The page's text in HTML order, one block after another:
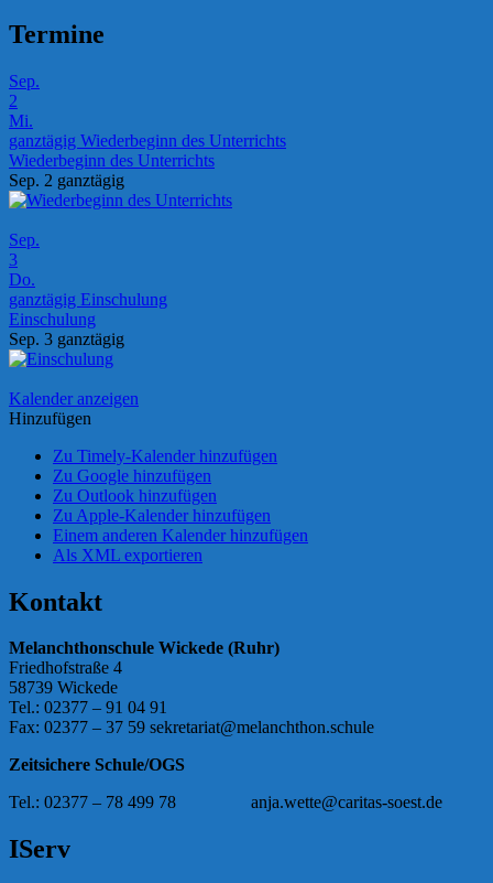
Termine
Sep.
2
Mi.
ganztägig Wiederbeginn des Unterrichts
Wiederbeginn des Unterrichts
Sep. 2 ganztägig
Sep.
3
Do.
ganztägig Einschulung
Einschulung
Sep. 3 ganztägig
Kalender anzeigen
Hinzufügen
Zu Timely-Kalender hinzufügen
Zu Google hinzufügen
Zu Outlook hinzufügen
Zu Apple-Kalender hinzufügen
Einem anderen Kalender hinzufügen
Als XML exportieren
Kontakt
Melanchthonschule Wickede (Ruhr)
Friedhofstraße 4
58739 Wickede
Tel.: 02377 – 91 04 91
Fax: 02377 – 37 59 sekretariat@melanchthon.schule
Zeitsichere Schule/OGS
Tel.: 02377 – 78 499 78 anja.wette@caritas-soest.de
IServ